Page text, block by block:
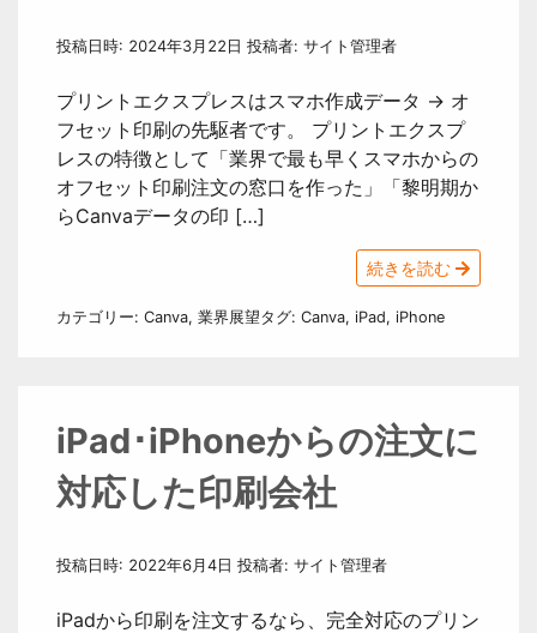
投稿日時: 2024年3月22日 投稿者: サイト管理者
プリントエクスプレスはスマホ作成データ → オ
フセット印刷の先駆者です。 プリントエクスプ
レスの特徴として「業界で最も早くスマホからの
オフセット印刷注文の窓口を作った」「黎明期か
らCanvaデータの印 […]
続きを読む
カテゴリー: Canva, 業界展望タグ: Canva, iPad, iPhone
iPad･iPhoneからの注文に
対応した印刷会社
投稿日時: 2022年6月4日 投稿者: サイト管理者
iPadから印刷を注文するなら、完全対応のプリン